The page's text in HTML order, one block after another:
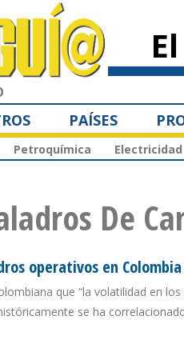
PAÍSES
Petroquímica Electricidad
De
operativos en
que “la volatilidad en
se ha